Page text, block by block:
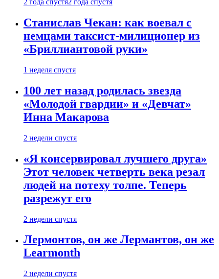
2 года спустя2 года спустя
Станислав Чекан: как воевал с
немцами таксист-милиционер из
«Бриллиантовой руки»
1 неделя спустя
100 лет назад родилась звезда
«Молодой гвардии» и «Девчат»
Инна Макарова
2 недели спустя
«Я консервировал лучшего друга»
Этот человек четверть века резал
людей на потеху толпе. Теперь
разрежут его
2 недели спустя
Лермонтов, он же Лермантов, он же
Learmonth
2 недели спустя